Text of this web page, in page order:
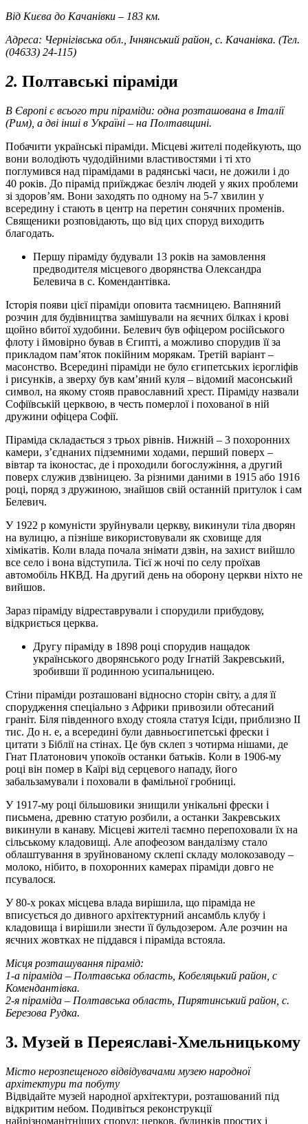
Від Києва до Качанівки – 183 км.
Адреса: Чернігівська обл., Ічнянський район, с. Качанівка. (Тел.
(04633) 24-115)
2. Полтавські піраміди
В Європі є всього три піраміди: одна розташована в Італії
(Рим), а дві інші в Україні – на Полтавщині.
Побачити українські піраміди. Місцеві жителі подейкують, що
вони володіють чудодійними властивостями і ті хто
поглумився над пірамідами в радянські часи, не дожили і до
40 років. До пірамід приїжджає безліч людей у ​​яких проблеми
зі здоров’ям. Вони заходять по одному на 5-7 хвилин у
всередину і стають в центр на перетин сонячних променів.
Священики розповідають, що від цих споруд виходить
благодать.
Першу піраміду будували 13 років на замовлення
предводителя місцевого дворянства Олександра
Белевича в с. Комендантівка.
Історія появи цієї піраміди оповита таємницею. Вапняний
розчин для будівництва замішували на яєчних білках і крові
щойно вбитої худобини. Белевич був офіцером російського
флоту і ймовірно бував в Єгипті, а можливо спорудив її за
прикладом пам’яток покійним морякам. Третій варіант –
масонство. Всередині піраміди не було єгипетських ієрогліфів
і рисунків, а зверху був кам’яний куля – відомий масонський
символ, на якому стояв православний хрест. Піраміду назвали
Софіївській церквою, в честь померлої і похованої в ній
дружини офіцера Софії.
Піраміда складається з трьох рівнів. Нижній – 3 похоронних
камери, з’єднаних підземними ходами, перший поверх –
вівтар та іконостас, де і проходили богослужіння, а другий
поверх служив дзвіницею. За різними даними в 1915 або 1916
році, поряд з дружиною, знайшов свій останній притулок і сам
Белевич.
У 1922 р комуністи зруйнували церкву, викинули тіла дворян
на вулицю, а пізніше використовували як сховище для
хімікатів. Коли влада почала знімати дзвін, на захист вийшло
все село і вона відступила. Тієї ж ночі по селу проїхав
автомобіль НКВД. На другий день на оборону церкви ніхто не
вийшов.
Зараз піраміду відреставрували і спорудили прибудову,
відкриється церква.
Другу піраміду в 1898 році спорудив нащадок
українського дворянського роду Ігнатій Закревський,
зробивши її родинною усипальницею.
Стіни піраміди розташовані відносно сторін світу, а для її
спорудження спеціально з Африки привозили обтесаний
граніт. Біля південного входу стояла статуя Ісіди, приблизно II
тис. До н. е, а всередині були давньоєгипетські фрески і
цитати з Біблії на стінах. Це був склеп з чотирма нішами, де
Гнат Платонович упокоїв останки батьків. Коли в 1906-му
році він помер в Каїрі від серцевого нападу, його
забальзамували і поховали в фамільної гробниці.
У 1917-му році більшовики знищили унікальні фрески і
письмена, древню статую розбили, а останки Закревських
викинули в канаву. Місцеві жителі таємно перепоховали їх на
сільському кладовищі. Але апофеозом вандалізму стало
облаштування в зруйнованому склепі складу молокозаводу –
молоко, нібито, в похоронних камерах піраміди довго не
псувалося.
У 80-х роках місцева влада вирішила, що піраміда не
вписується до дивного архітектурний ансамбль клубу і
кладовища і вирішили знести її бульдозером. Але розчин на
яєчних жовтках не піддався і піраміда встояла.
Місця розташування пірамід:
1-а піраміда – Полтавська область, Кобеляцький район, с
Комендантівка.
2-я піраміда – Полтавська область, Пирятинський район, с.
Березова Рудка.
3. Музей в Переяславі-Хмельницькому
Місто нерозпещеного відвідувачами музею народної
архітектури та побуту
Відвідайте музей народної архітектури, розташований під
відкритим небом. Подивіться реконструкції
найрізноманітніших споруд: церков, будинків простих і